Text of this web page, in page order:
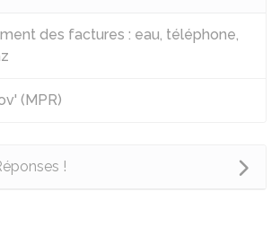
des factures : eau, téléphone,
(MPR)
!